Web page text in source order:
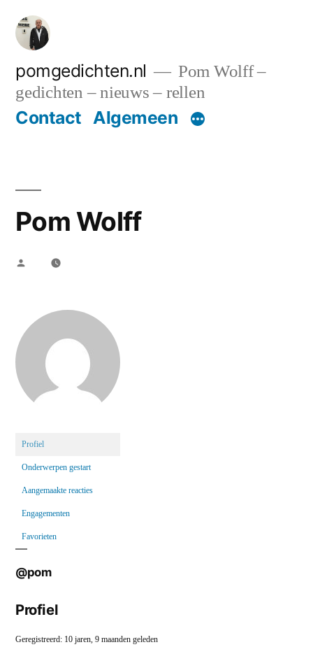
naar
inhoud
pomgedichten.nl
Pom Wolff –
gedichten – nieuws – rellen
Contact Algemeen
Pom Wolff
Geplaatst
Profiel
Onderwerpen gestart
Aangemaakte reacties
Engagementen
Favorieten
@pom
Profiel
Geregistreerd: 10 jaren, 9 maanden geleden